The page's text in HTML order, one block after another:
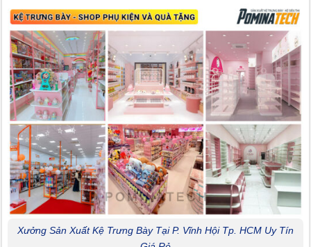
Xưởng Sản Xuất Kệ Trưng Bày Tại P. Vĩnh Hội Tp. HCM Uy Tín